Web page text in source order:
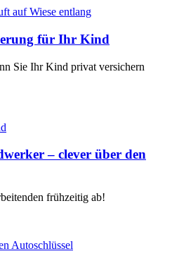
für Ihr Kind
Sie Ihr Kind privat versichern
– clever über den
frühzeitig ab!